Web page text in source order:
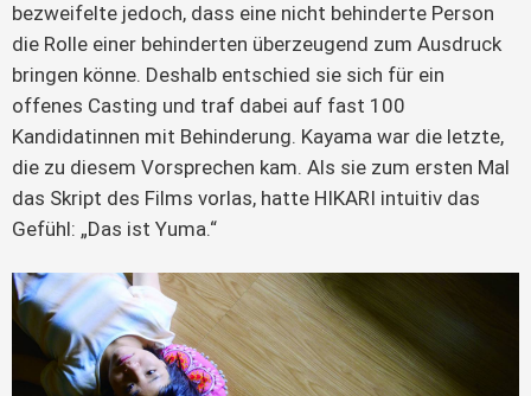
bezweifelte jedoch, dass eine nicht behinderte Person
die Rolle einer behinderten überzeugend zum Ausdruck
bringen könne. Deshalb entschied sie sich für ein
offenes Casting und traf dabei auf fast 100
Kandidatinnen mit Behinderung. Kayama war die letzte,
die zu diesem Vorsprechen kam. Als sie zum ersten Mal
das Skript des Films vorlas, hatte HIKARI intuitiv das
Gefühl: „Das ist Yuma.“